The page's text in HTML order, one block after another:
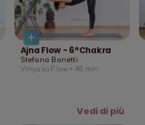
Ajna Flow - 6°Chakra
Stefano Bonetti
Vinyasa Flow • 40 min
Vedi di più